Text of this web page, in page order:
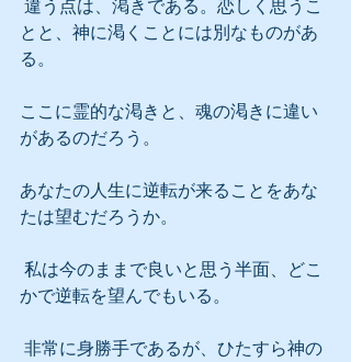
とと、神に渇くことには別なものがあ
る。
ここに霊的な渇きと、魂の渇きに違い
があるのだろう。
あなたの人生に逆転が来ることをあな
たは望むだろうか。
かで逆転を望んでもいる。